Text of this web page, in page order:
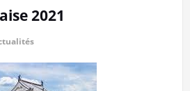
2021